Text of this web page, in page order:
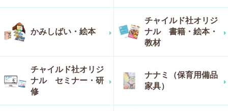
かみしばい・絵本
チャイルド社オリジ
ナル 書籍・絵本・
教材
チャイルド社オリジ
ナル セミナー・研
修
ナナミ（保育用備品
家具）